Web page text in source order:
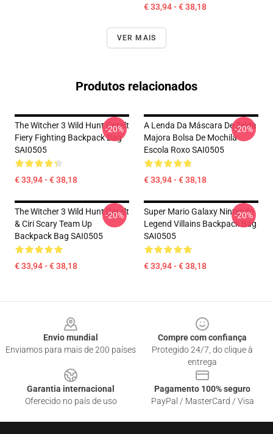
€ 33,94 - € 38,18
VER MAIS
Produtos relacionados
The Witcher 3 Wild Hunt Geralt
Fiery Fighting Backpack Bag
SAI0505
€ 33,94 - € 38,18
-20%
A Lenda Da Máscara De Zelda
Majora Bolsa De Mochila
Escola Roxo SAI0505
€ 33,94 - € 38,18
-20%
The Witcher 3 Wild Hunt Geralt
& Ciri Scary Team Up
Backpack Bag SAI0505
€ 33,94 - € 38,18
-20%
Super Mario Galaxy Nintendo
Legend Villains Backpack Bag
SAI0505
€ 33,94 - € 38,18
-20%
Envio mundial
Enviamos para mais de 200 países
Compre com confiança
Protegido 24/7, do clique à
entrega
Garantia internacional
Oferecido no país de uso
Pagamento 100% seguro
PayPal / MasterCard / Visa